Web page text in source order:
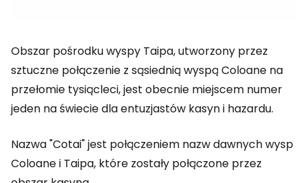
Obszar pośrodku wyspy Taipa, utworzony przez
sztuczne połączenie z sąsiednią wyspą Coloane na
przełomie tysiącleci, jest obecnie miejscem numer
jeden na świecie dla entuzjastów kasyn i hazardu.
Nazwa "Cotai" jest połączeniem nazw dawnych wysp
Coloane i Taipa, które zostały połączone przez